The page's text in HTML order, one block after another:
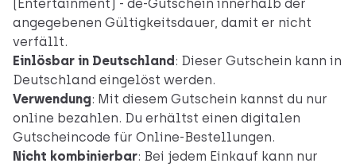
(Entertainment) - de-Gutschein innerhalb der
angegebenen Gültigkeitsdauer, damit er nicht
verfällt.
Einlösbar in Deutschland : Dieser Gutschein kann in
Deutschland eingelöst werden.
Verwendung: Mit diesem Gutschein kannst du nur
online bezahlen. Du erhältst einen digitalen
Gutscheincode für Online-Bestellungen.
Nicht kombinierbar: Bei jedem Einkauf kann nur